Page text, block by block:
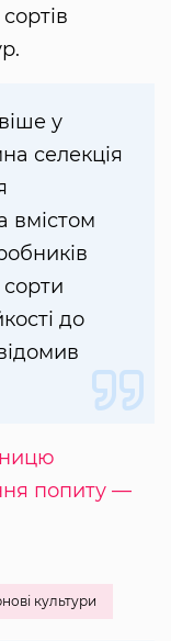
у
селекція
вмістом
до
попиту —
культури